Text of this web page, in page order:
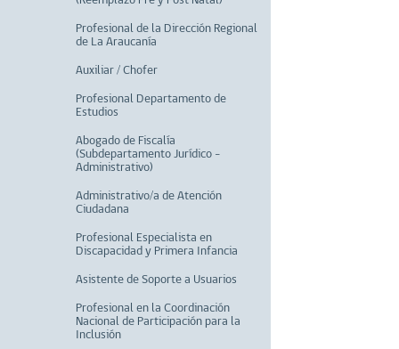
Profesional de la Dirección Regional
de La Araucanía
Auxiliar / Chofer
Profesional Departamento de
Estudios
Abogado de Fiscalía
(Subdepartamento Jurídico -
Administrativo)
Administrativo/a de Atención
Ciudadana
Profesional Especialista en
Discapacidad y Primera Infancia
Asistente de Soporte a Usuarios
Profesional en la Coordinación
Nacional de Participación para la
Inclusión